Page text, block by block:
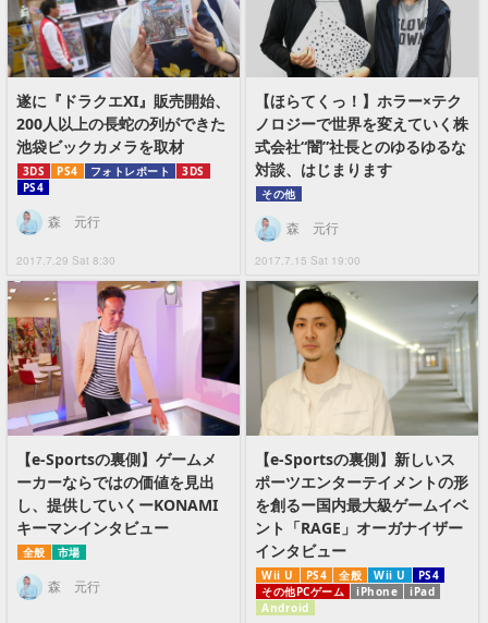
遂に『ドラクエXI』販売開始、
200人以上の長蛇の列ができた
池袋ビックカメラを取材
3DS PS4 フォトレポート
3DS
PS4
2017.7.29 Sat 8:30
森 元行
【ほらてくっ！】ホラー×テク
ノロジーで世界を変えていく株
式会社“闇”社長とのゆるゆるな
対談、はじまります
その他
2017.7.15 Sat 19:00
森 元行
【e-Sportsの裏側】ゲームメ
ーカーならではの価値を見出
し、提供していくーKONAMI
キーマンインタビュー
全般 市場
森 元行
【e-Sportsの裏側】新しいス
ポーツエンターテイメントの形
を創るー国内最大級ゲームイベ
ント「RAGE」オーガナイザー
インタビュー
Wii U PS4 全般 Wii U
PS4
その他PCゲーム
iPhone
iPad
Android